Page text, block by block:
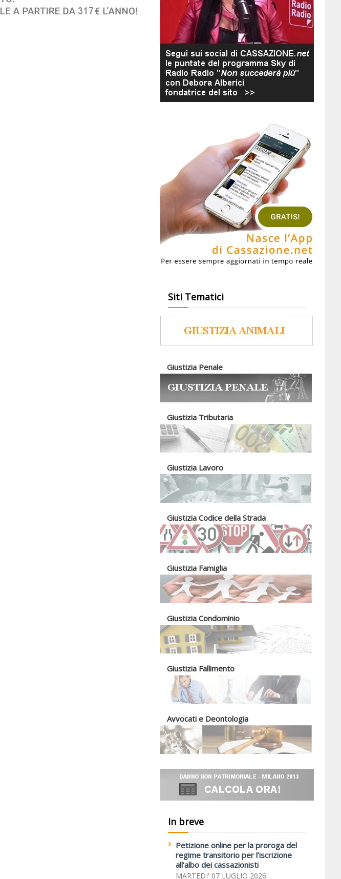
Siti Tematici
Giustizia Penale
Giustizia Tributaria
Giustizia Lavoro
Giustizia Codice della Strada
Giustizia Famiglia
Giustizia Condominio
Giustizia Fallimento
Avvocati e Deontologia
In breve
Petizione online per la proroga del
regime transitorio per l’iscrizione
all’albo dei cassazionisti
MARTEDI' 07 LUGLIO 2026